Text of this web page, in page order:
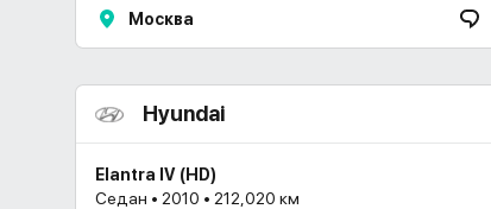
Москва
Hyundai
Elantra IV (HD)
Седан • 2010 • 212,020 км